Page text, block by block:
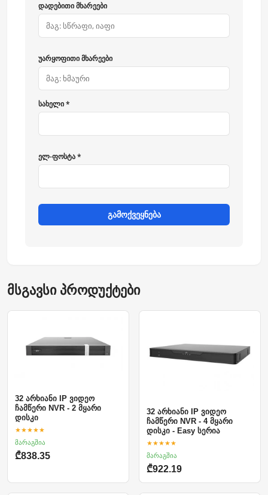
დადებითი მხარეები
უარყოფითი მხარეები
სახელი *
ელ-ფოსტა *
გამოქვეყნება
მსგავსი პროდუქტები
32 არხიანი IP ვიდეო
ჩამწერი NVR - 2 მყარი
დისკი
★★★★★
მარაგშია
₾838.35
32 არხიანი IP ვიდეო
ჩამწერი NVR - 4 მყარი
დისკი - Easy სერია
★★★★★
მარაგშია
₾922.19